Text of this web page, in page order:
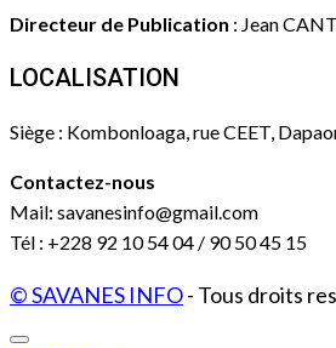
Directeur de Publication : Jean
LOCALISATION
Siège : Kombonloaga, rue CEET,
Contactez-nous
Mail: savanesinfo@gmail.com
Tél : +228 92 10 54 04 / 90 50 45 15
© SAVANES INFO- Tous droits